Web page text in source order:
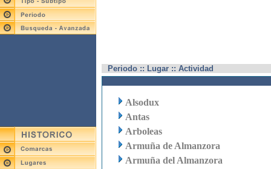
Periodo :: Lugar :: Actividad
Alsodux
Antas
Arboleas
Armuña de Almanzora
Armuña del Almanzora